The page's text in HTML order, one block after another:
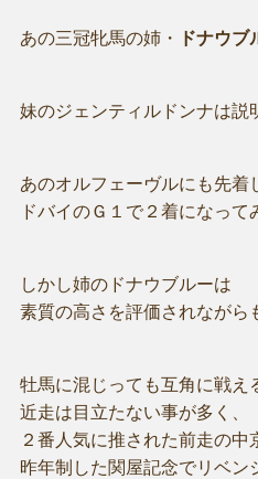
あの三冠牝馬の姉・ ドナウブ
妹のジェンティルドンナは説
あのオルフェーヴルにも先着
ドバイのＧ１で２着になって
しかし姉のドナウブルーは
素質の高さを評価されながら
牡馬に混じっても互角に戦え
近走は目立たない事が多く、
２番人気に推された前走の中
昨年制した関屋記念でリベン